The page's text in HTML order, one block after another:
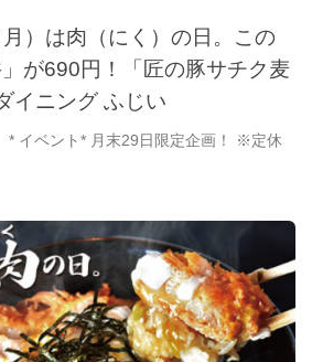
）は肉（にく）の日。この
が690円！「匠の豚サチク麦
イニング ふじい
* イベント* 月末29日限定企画！ ※定休